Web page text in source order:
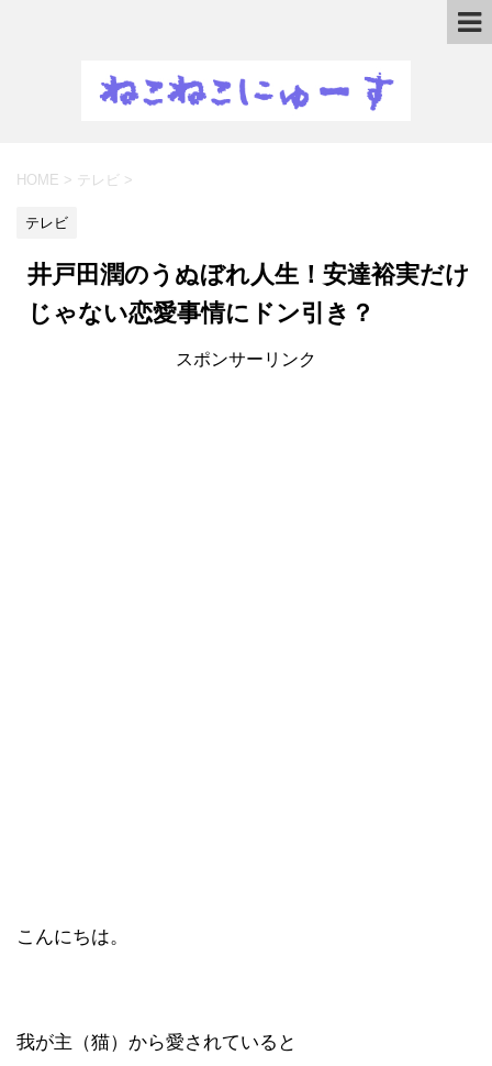
HOME > テレビ >
テレビ
井戸田潤のうぬぼれ人生！安達裕実だけ
じゃない恋愛事情にドン引き？
スポンサーリンク
こんにちは。
我が主（猫）から愛されていると